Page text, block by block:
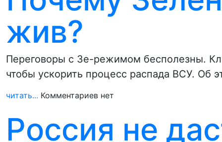
жив?
Переговоры с Зе-режимом бесполезны.
чтобы ускорить процесс распада ВСУ. Об
читать... Комментариев нет
Россия не